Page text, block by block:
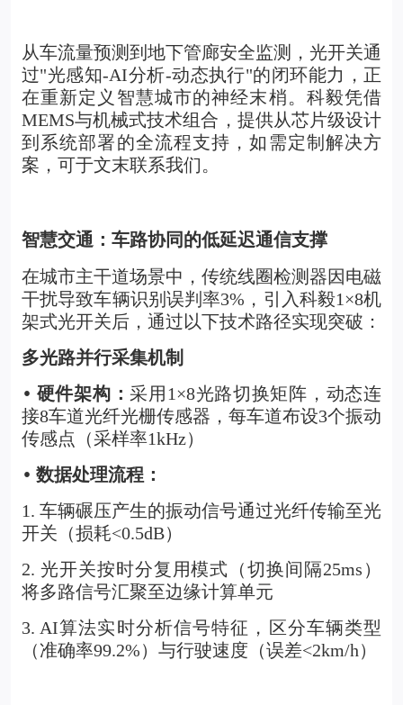
从车流量预测到地下管廊安全监测，光开关通
过"光感知-AI分析-动态执行"的闭环能力，正
在重新定义智慧城市的神经末梢。科毅凭借
MEMS与机械式技术组合，提供从芯片级设计
到系统部署的全流程支持，如需定制解决方
案，可于文末联系我们。
智慧交通：车路协同的低延迟通信支撑
在城市主干道场景中，传统线圈检测器因电磁
干扰导致车辆识别误判率3%，引入科毅1×8机
架式光开关后，通过以下技术路径实现突破：
多光路并行采集机制
• 硬件架构： 采用1×8光路切换矩阵，动态连
接8车道光纤光栅传感器，每车道布设3个振动
传感点（采样率1kHz）
• 数据处理流程：
1. 车辆碾压产生的振动信号通过光纤传输至光
开关（损耗<0.5dB）
2. 光开关按时分复用模式（切换间隔25ms）
将多路信号汇聚至边缘计算单元
3. AI算法实时分析信号特征，区分车辆类型
（准确率99.2%）与行驶速度（误差<2km/h）